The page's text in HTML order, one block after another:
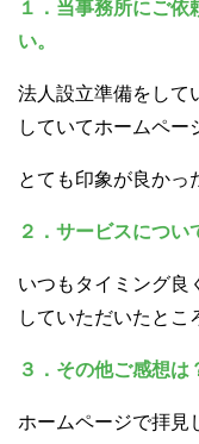
１．当事務所にご依
い。
法人設立準備をして
していてホームペー
とても印象が良かっ
２．サービスについ
いつもタイミング良
していただいたとこ
３．その他ご感想は
ホームページで拝見